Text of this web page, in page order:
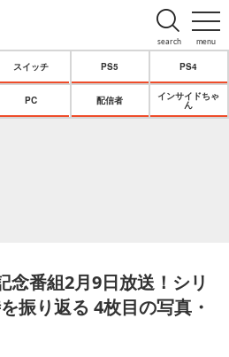
menu
search
スイッチ PS5 PS4
PC 配信者
インサイドちゃ
ん
念番組2月9日放送！シリ
振り返る 4枚目の写真・